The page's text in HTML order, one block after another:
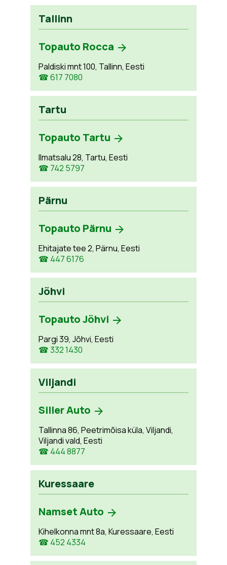
Tallinn
Topauto Rocca
Paldiski mnt 100, Tallinn, Eesti
☎ 617 7080
Tartu
Topauto Tartu
Ilmatsalu 28, Tartu, Eesti
☎ 742 5797
Pärnu
Topauto Pärnu
Ehitajate tee 2, Pärnu, Eesti
☎ 447 6176
Jõhvi
Topauto Jõhvi
Pargi 39, Jõhvi, Eesti
☎ 332 1430
Viljandi
Siller Auto
Tallinna 86, Peetrimõisa küla, Viljandi,
Viljandi vald, Eesti
☎ 444 8877
Kuressaare
Namset Auto
Kihelkonna mnt 8a, Kuressaare, Eesti
☎ 452 4334